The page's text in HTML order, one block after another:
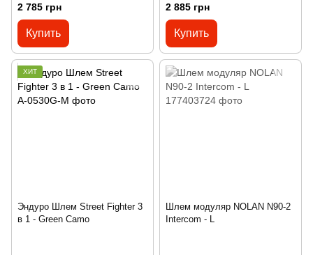
2 785 грн
Купить
2 885 грн
Купить
ХИТ
Эндуро Шлем Street Fighter 3
в 1 - Green Camo
Шлем модуляр NOLAN N90-2
Intercom - L